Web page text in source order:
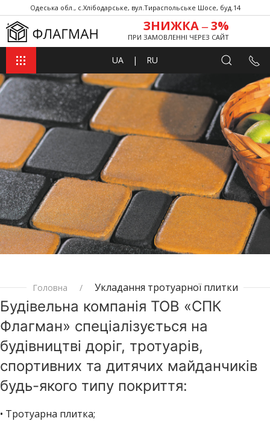
Одеська обл., с.Хлібодарське, вул.Тираспольське Шосе, буд.14
ЗНИЖКА ‒ 3%
ПРИ ЗАМОВЛЕННІ ЧЕРЕЗ САЙТ
UA | RU
Головна Укладання тротуарної плитки
Будівельна компанія ТОВ «СПК
Флагман» спеціалізується на
будівництві доріг, тротуарів,
спортивних та дитячих майданчиків
будь-якого типу покриття:
• Тротуарна плитка;